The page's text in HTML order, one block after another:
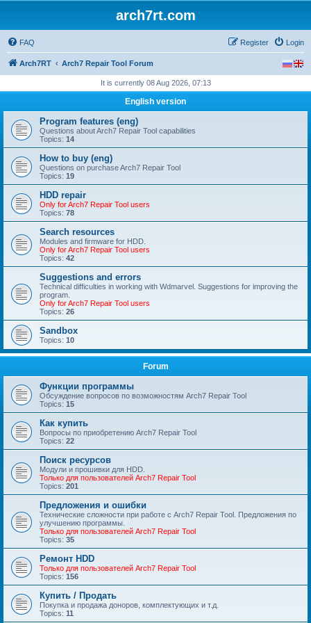
arch7rt.com
FAQ Login
Register
Arch7RT Arch7 Repair Tool Forum
It is currently 08 Aug 2026, 07:13
English version
Program features (eng)
Questions about Arch7 Repair Tool capabilities
Topics: 14
How to buy (eng)
Questions on purchase Arch7 Repair Tool
Topics: 19
HDD repair
Only for Arch7 Repair Tool users
Topics: 78
Search resources
Modules and firmware for HDD.
Only for Arch7 Repair Tool users
Topics: 42
Suggestions and errors
Technical difficulties in working with Wdmarvel. Suggestions for improving the
program.
Only for Arch7 Repair Tool users
Topics: 26
Sandbox
Topics: 10
Forum
Функции программы
Обсуждение вопросов по возможностям Arch7 Repair Tool
Topics: 15
Как купить
Вопросы по приобретению Arch7 Repair Tool
Topics: 22
Поиск ресурсов
Модули и прошивки для HDD.
Только для пользователей Arch7 Repair Tool
Topics: 201
Предложения и ошибки
Технические сложности при работе с Arch7 Repair Tool. Предложения по
улучшению программы.
Только для пользователей Arch7 Repair Tool
Topics: 35
Ремонт HDD
Только для пользователей Arch7 Repair Tool
Topics: 156
Купить / Продать
Покупка и продажа доноров, комплектующих и т.д.
Topics: 11